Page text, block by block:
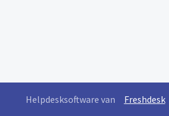
Helpdesksoftware van Freshdesk